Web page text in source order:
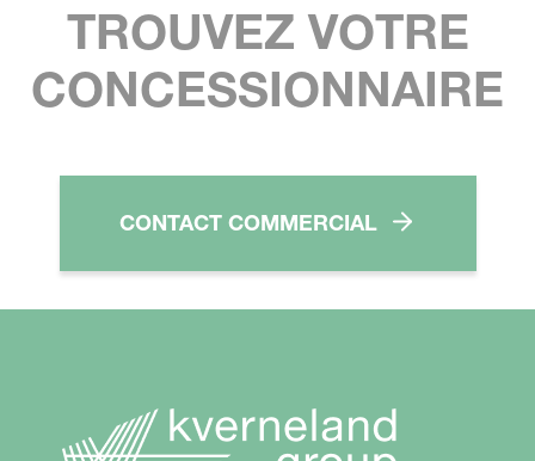
TROUVEZ VOTRE
CONCESSIONNAIRE
CONTACT COMMERCIAL